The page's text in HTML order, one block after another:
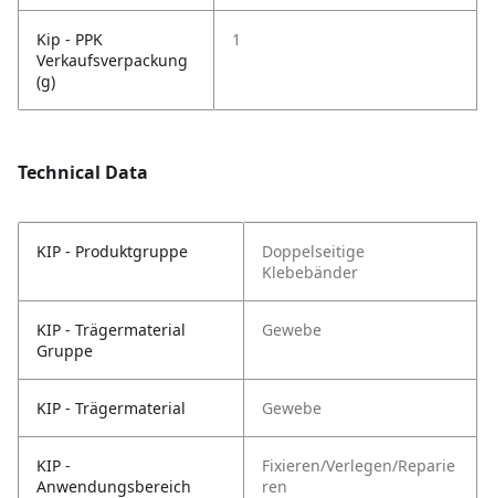
Kip - PPK
Verkaufsverpackung
(g)
1
Technical Data
KIP - Produktgruppe
Doppelseitige
Klebebänder
KIP - Trägermaterial
Gruppe
Gewebe
KIP - Trägermaterial Gewebe
KIP -
Anwendungsbereich
Fixieren/Verlegen/Reparie
ren